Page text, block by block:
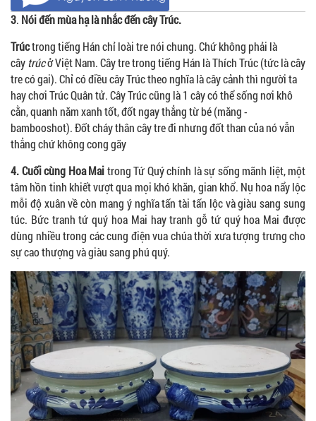
3. Nói đến mùa hạ là nhắc đến cây Trúc.
Trúctrong tiếng Hán chỉ loài tre nói chung. Chứ không phải là
câytrúcở Việt Nam. Cây tre trong tiếng Hán là Thích Trúc (tức là cây
tre có gai). Chỉ có điều cây Trúc theo nghĩa là cây cảnh thì người ta
hay chơi Trúc Quân tử. Cây Trúc cũng là 1 cây có thể sống nơi khô
cằn, quanh năm xanh tốt, đốt ngay thẳng từ bé (măng -
bambooshot). Đốt cháy thân cây tre đi nhưng đốt than của nó vẫn
thẳng chứ không cong gãy
4.Cuối cùng Hoa Maitrong Tứ Quý chính là sự sống mãnh liệt, một
tâm hồn tinh khiết vượt qua mọi khó khăn, gian khổ. Nụ hoa nẩy lộc
mỗi độ xuân về còn mang ý nghĩa tấn tài tấn lộc và giàu sang sung
túc. Bức tranh tứ quý hoa Mai hay tranh gỗ tứ quý hoa Mai được
dùng nhiều trong các cung điện vua chúa thời xưa tượng trưng cho
sự cao thượng và giàu sang phú quý.